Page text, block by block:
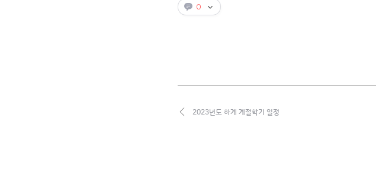
0
2023년도 하계 계절학기 일정